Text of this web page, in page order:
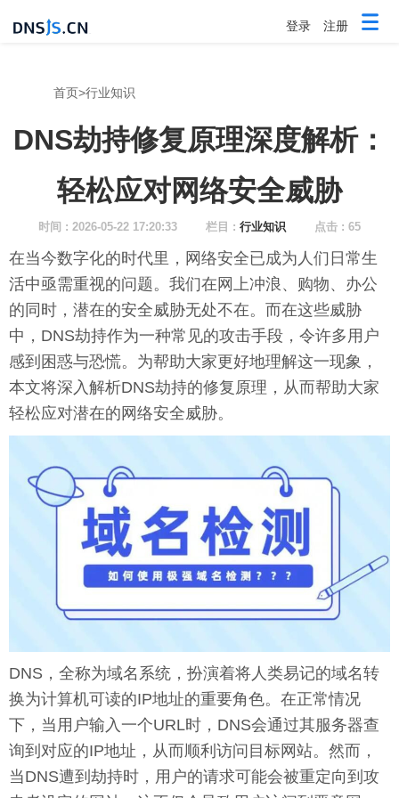
登录 注册
首页 >行业知识
DNS劫持修复原理深度解析：
轻松应对网络安全威胁
时间 : 2026-05-22 17:20:33 栏目 : 行业知识 点击 : 65
在当今数字化的时代里，网络安全已成为人们日常生
活中亟需重视的问题。我们在网上冲浪、购物、办公
的同时，潜在的安全威胁无处不在。而在这些威胁
中，DNS劫持作为一种常见的攻击手段，令许多用户
感到困惑与恐慌。为帮助大家更好地理解这一现象，
本文将深入解析DNS劫持的修复原理，从而帮助大家
轻松应对潜在的网络安全威胁。
DNS，全称为域名系统，扮演着将人类易记的域名转
换为计算机可读的IP地址的重要角色。在正常情况
下，当用户输入一个URL时，DNS会通过其服务器查
询到对应的IP地址，从而顺利访问目标网站。然而，
当DNS遭到劫持时，用户的请求可能会被重定向到攻